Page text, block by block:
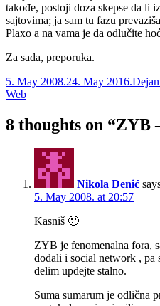
takođe, postoji doza skepse da li
sajtovima; ja sam tu fazu
Plaxo a na vama je da odlučite
Za sada, preporuka.
Posted
on
5. May 2008.24. May 2016.
Web
8 thoughts on “ZYB
Nikola Denić
5. May 2008. at 20:57
Kasniš 🙂
ZYB je fenomenalna fora,
dodali i social network , pa
delim updejte stalno.
Suma sumarum je odlična